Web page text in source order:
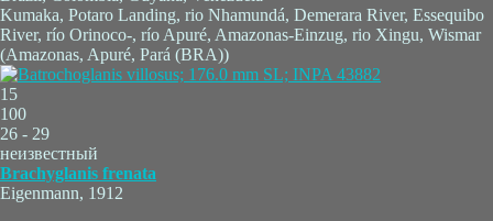
Kumaka, Potaro Landing, rio Nhamundá, Demerara River, Essequibo
River, río Orinoco-, río Apuré, Amazonas-Einzug, rio Xingu, Wismar
(Amazonas, Apuré, Pará (BRA))
15
100
26 - 29
неизвестный
Brachyglanis frenata
Eigenmann, 1912